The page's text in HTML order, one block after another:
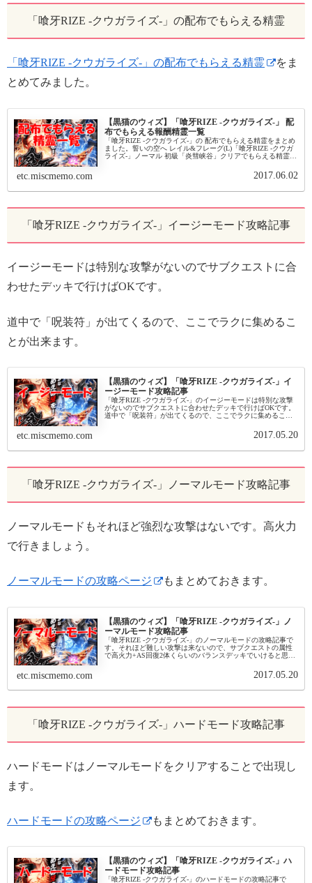
「喰牙RIZE -クウガライズ-」の配布でもらえる精霊
「喰牙RIZE -クウガライズ-」の配布でもらえる精霊
をま
とめてみました。
【黒猫のウィズ】「喰牙RIZE -クウガライズ-」 配
布でもらえる報酬精霊一覧
「喰牙RIZE -クウガライズ-」の 配布でもらえる精霊をまとめ
ました。誓いの空へ レイル&フレーグ(L)「喰牙RIZE -クウガ
ライズ-」ノーマル 初級「炎彗峡谷」クリアでもらえる精霊で
etc.miscmemo.com 2017.06.02
「喰牙RIZE -クウガライズ-」イージーモード攻略記事
イージーモードは特別な攻撃がないのでサブクエストに合
わせたデッキで行けばOKです。
道中で「呪装符」が出てくるので、ここでラクに集めるこ
とが出来ます。
【黒猫のウィズ】「喰牙RIZE -クウガライズ-」イ
ージーモード攻略記事
「喰牙RIZE -クウガライズ-」のイージーモードは特別な攻撃
がないのでサブクエストに合わせたデッキで行けばOKです。
道中で「呪装符」が出てくるので、ここでラクに集めること
etc.miscmemo.com 2017.05.20
「喰牙RIZE -クウガライズ-」ノーマルモード攻略記事
ノーマルモードもそれほど強烈な攻撃はないです。高火力
で行きましょう。
ノーマルモードの攻略ページ もまとめておきます。
【黒猫のウィズ】「喰牙RIZE -クウガライズ-」ノ
ーマルモード攻略記事
「喰牙RIZE -クウガライズ-」のノーマルモードの攻略記事で
す。それほど難しい攻撃は来ないので、サブクエストの属性
で高火力+AS回復2体くらいのバランスデッキでいけると思い
etc.miscmemo.com 2017.05.20
「喰牙RIZE -クウガライズ-」ハードモード攻略記事
ハードモードはノーマルモードをクリアすることで出現し
ます。
ハードモードの攻略ページ もまとめておきます。
【黒猫のウィズ】「喰牙RIZE -クウガライズ-」ハ
ードモード攻略記事
「喰牙RIZE -クウガライズ-」のハードモードの攻略記事で